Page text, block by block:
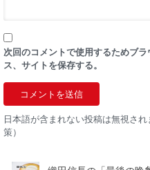
次回のコメントで使用するためブ
ス、サイトを保存する。
日本語が含まれない投稿は無視さ
策）